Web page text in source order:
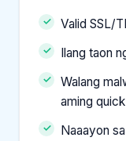
Valid SSL/
Ilang taon
Walang
aming
Naaayon